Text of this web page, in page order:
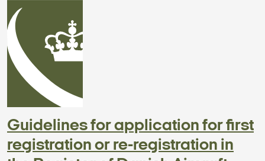
Guidelines for application for first
registration or re-registration in